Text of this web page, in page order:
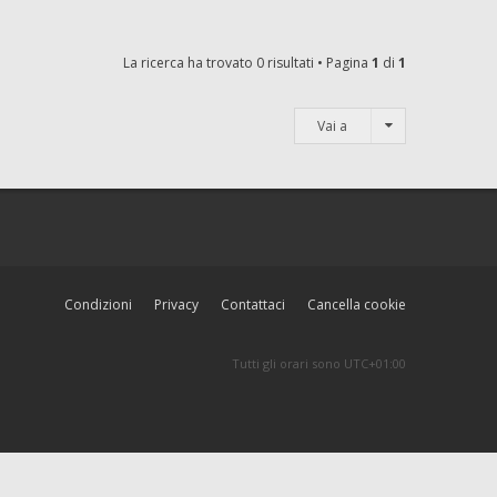
La ricerca ha trovato 0 risultati • Pagina 1 di 1
Vai a
Cancella cookie
Contattaci
Privacy
Condizioni
Tutti gli orari sono UTC+01:00